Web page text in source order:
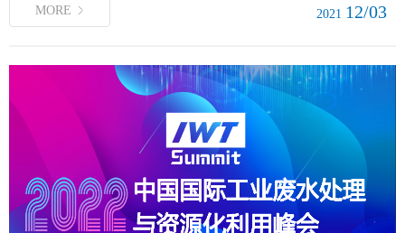
MORE 2021 12/03